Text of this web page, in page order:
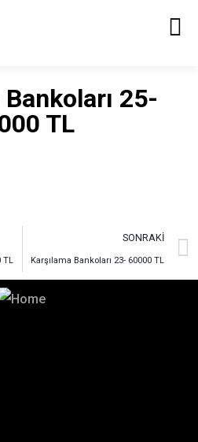
Bankoları 25-
TL
TL
SONRAKI
Karşılama Bankoları 23- 60000 TL